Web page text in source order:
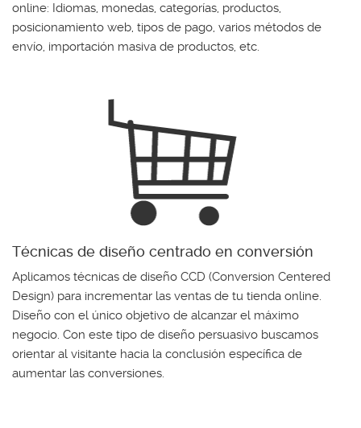
online: Idiomas, monedas, categorías, productos,
posicionamiento web, tipos de pago, varios métodos de
envío, importación masiva de productos, etc.
Técnicas de diseño centrado en conversión
Aplicamos técnicas de diseño CCD (Conversion Centered
Design) para incrementar las ventas de tu tienda online.
Diseño con el único objetivo de alcanzar el máximo
negocio. Con este tipo de diseño persuasivo buscamos
orientar al visitante hacia la conclusión específica de
aumentar las conversiones.